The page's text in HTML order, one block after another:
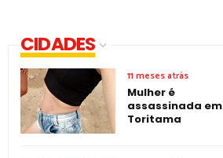
CIDADES
11 meses atrás
Mulher é
assassinada em
Toritama